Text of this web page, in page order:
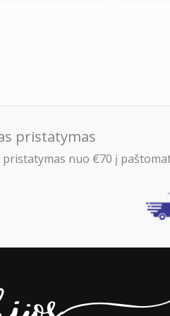
pristatymas
pristatymas nuo €70 į